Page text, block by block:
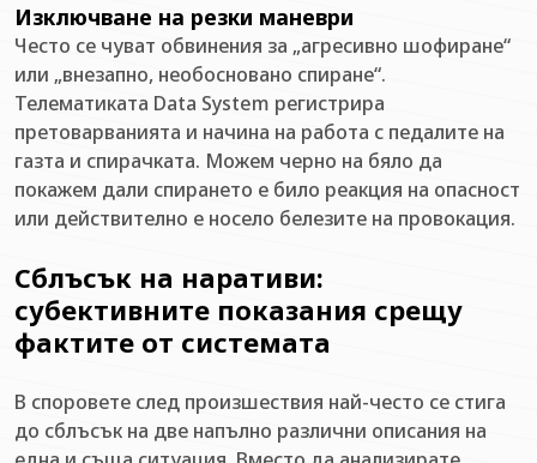
Изключване на резки маневри
Често се чуват обвинения за „агресивно шофиране“
или „внезапно, необосновано спиране“.
Телематиката Data System регистрира
претоварванията и начина на работа с педалите на
газта и спирачката. Можем черно на бяло да
покажем дали спирането е било реакция на опасност
или действително е носело белезите на провокация.
Сблъсък на наративи:
субективните показания срещу
фактите от системата
В споровете след произшествия най-често се стига
до сблъсък на две напълно различни описания на